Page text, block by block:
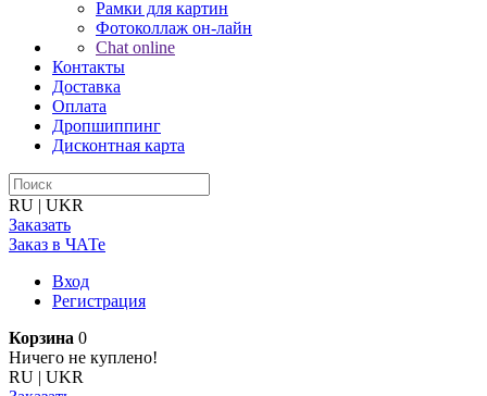
Рамки для картин
Фотоколлаж он-лайн
Chat online
Контакты
Доставка
Оплата
Дропшиппинг
Дисконтная карта
RU | UKR
Заказать
Заказ в ЧАТе
Вход
Регистрация
Корзина 0
Ничего не куплено!
RU | UKR